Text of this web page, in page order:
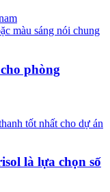
màu sáng nói chung
phòng
tốt nhất cho dự án
là lựa chọn số